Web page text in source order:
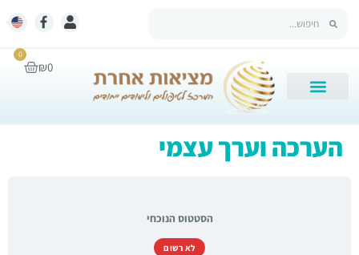
₪0
0
הערכה וערך עצמי
הסטטוס הנוכחי
לא רשום